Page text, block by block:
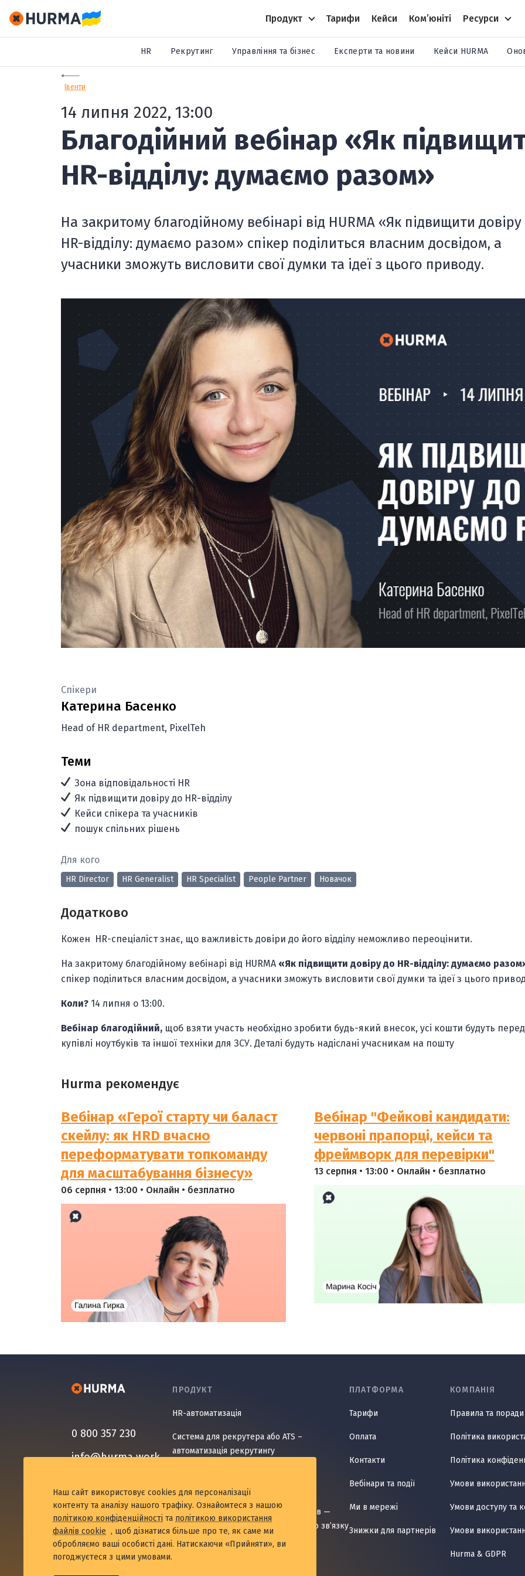
Продукт Тарифи Кейси Комʼюніті Ресурси
HR Рекрутинг Управління та бізнес Експерти та новини Кейси HURMA
Івенти
14 липня 2022, 13:00
Благодійний вебінар «Як
HR-відділу: думаємо разом»
На закритому благодійному вебінарі від HURMA «Як підвищити довіру
HR-відділу: думаємо разом» спікер поділиться власним досвідом, а
учасники зможуть висловити свої думки та ідеї з цього приводу.
Спікери
Катерина Басенко
Head of HR department, PixelTeh
Теми
Зона відповідальності HR
Як підвищити довіру до HR-відділу
Кейси спікера та учасників
пошук спільних рішень
Для кого
HR Director HR Generalist HR Specialist People Partner Новачок
Додатково
Кожен HR-спеціаліст знає, що важливість довіри до його відділу неможливо переоцінити.
На закритому благодійному вебінарі від HURMA «Як підвищити довіру до HR-відділу: думаємо
спікер поділиться власним досвідом, а учасники зможуть висловити свої думки та ідеї з цього
Коли? 14 липня о 13:00.
Вебінар благодійний, щоб взяти участь необхідно зробити будь-який внесок, усі кошти будуть
купівлі ноутбуків та іншої техніки для ЗСУ. Деталі будуть надіслані учасникам на пошту
Hurma рекомендує
Вебінар «Герої старту чи баласт
скейлу: як HRD вчасно
переформатувати топкоманду
для масштабування бізнесу»
06 серпня • 13:00 • Онлайн • безплатно
Вебінар "Фейкові кандидати:
червоні прапорці, кейси та
фреймворк для перевірки"
13 серпня • 13:00 • Онлайн • безплатно
0 800 357 230
info@hurma.work
ПРОДУКТ
HR-автоматизація
Система для рекрутера або ATS –
автоматизація рекрутингу
ключовими результатами
Система для опитувань співробітників —
автоматизація отримання зворотного звʼязку
HR-аналітика та статистика процесів
ПЛАТФОРМА
Тарифи
Оплата
Контакти
Вебінари та події
Ми в мережі
Знижки для партнерів
КОМПАНІЯ
Правила та
Політика
Політика
Умови
Умови доступу та
Умови
Hurma & GDPR
Наш сайт використовує cookies для персоналізації
контенту та аналізу нашого трафіку. Ознайомтеся з нашою
політикою конфіденційності та політикою використання
файлів cookie , щоб дізнатися більше про те, як саме ми
обробляємо ваші особисті дані. Натискаючи «Прийняти», ви
погоджуєтеся з цими умовами.